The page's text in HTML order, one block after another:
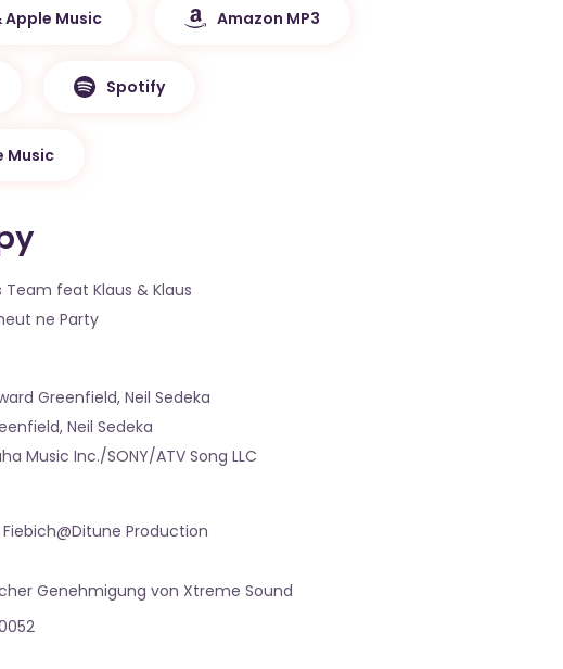
Apple Music Amazon MP3
Spotify
Music
Team feat Klaus & Klaus
ne Party
Greenfield, Neil Sedeka
Neil Sedeka
Music Inc./SONY/ATV Song LLC
Production
Genehmigung von Xtreme Sound